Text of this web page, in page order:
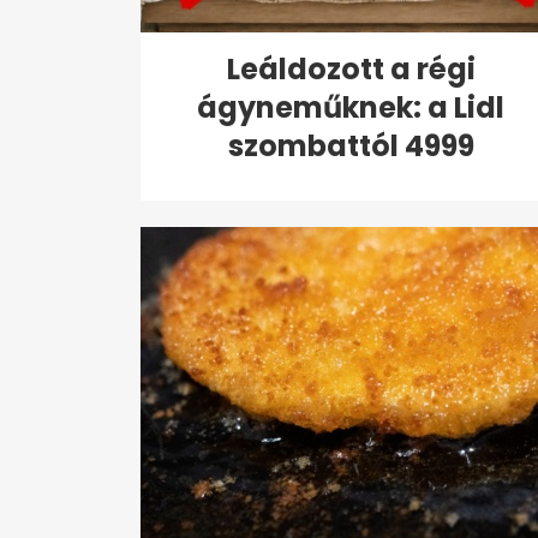
Leáldozott a régi
ágyneműknek: a Lidl
szombattól 4999